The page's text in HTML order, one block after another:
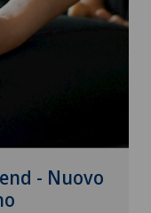
- Nuovo